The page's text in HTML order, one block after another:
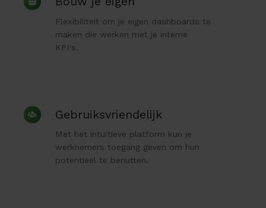
Flexibiliteit om je eigen dashboards te
maken die werken met je interne
KPI's.
je
Gebruiksvriendelijk
Met het intuïtieve platform kun je
werknemers toegang geven om hun
potentieel te benutten.
Gebruiksvriendelijk